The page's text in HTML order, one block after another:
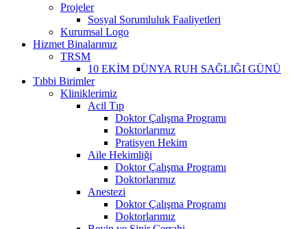
Projeler
Sosyal Sorumluluk Faaliyetleri
Kurumsal Logo
Hizmet Binalarımız
TRSM
10 EKİM DÜNYA RUH SAĞLIĞI GÜNÜ
Tıbbi Birimler
Kliniklerimiz
Acil Tıp
Doktor Çalışma Programı
Doktorlarımız
Pratisyen Hekim
Aile Hekimliği
Doktor Çalışma Programı
Doktorlarımız
Anestezi
Doktor Çalışma Programı
Doktorlarımız